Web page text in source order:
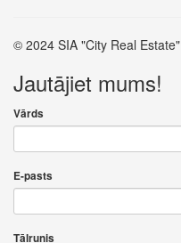
© 2024 SIA "City Real Estate"
Jautājiet mums!
Vārds
E-pasts
Tālrunis